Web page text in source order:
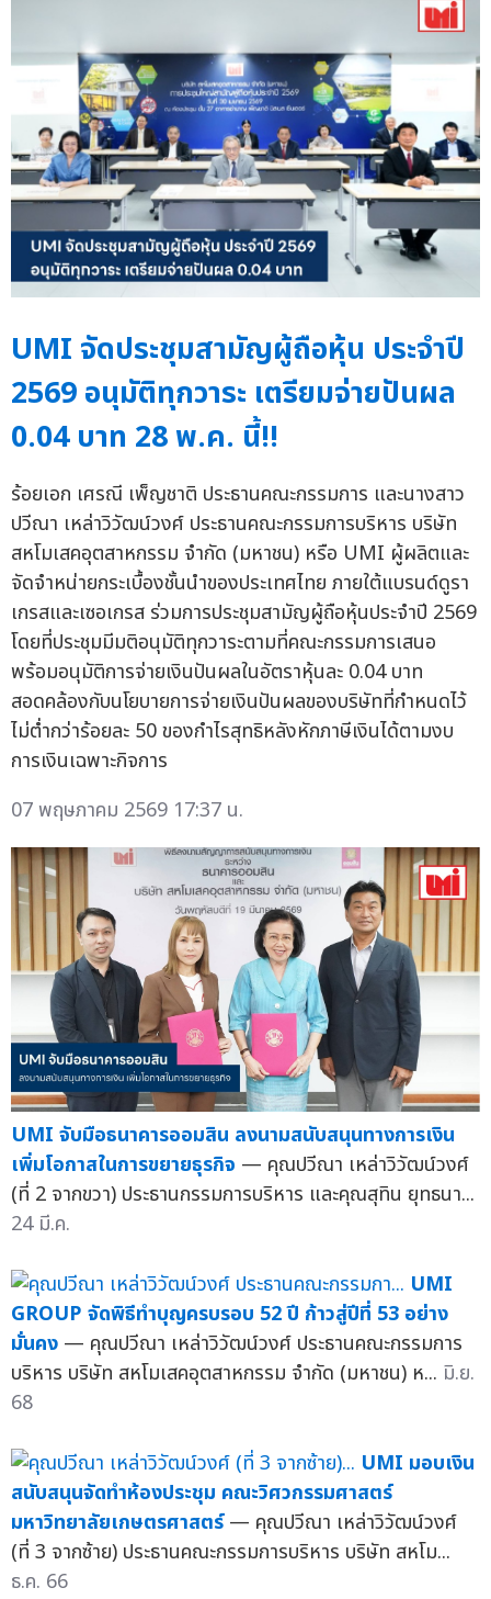
UMI จัดประชุมสามัญผู้ถือหุ้น ประจำปี
2569 อนุมัติทุกวาระ เตรียมจ่ายปันผล
0.04 บาท 28 พ.ค. นี้!!
ร้อยเอก เศรณี เพ็ญชาติ ประธานคณะกรรมการ และนางสาว
ปวีณา เหล่าวิวัฒน์วงศ์ ประธานคณะกรรมการบริหาร บริษัท
สหโมเสคอุตสาหกรรม จำกัด (มหาชน) หรือ UMI ผู้ผลิตและ
จัดจำหน่ายกระเบื้องชั้นนำของประเทศไทย ภายใต้แบรนด์ดูรา
เกรสและเซอเกรส ร่วมการประชุมสามัญผู้ถือหุ้นประจำปี 2569
โดยที่ประชุมมีมติอนุมัติทุกวาระตามที่คณะกรรมการเสนอ
พร้อมอนุมัติการจ่ายเงินปันผลในอัตราหุ้นละ 0.04 บาท
สอดคล้องกับนโยบายการจ่ายเงินปันผลของบริษัทที่กำหนดไว้
ไม่ต่ำกว่าร้อยละ 50 ของกำไรสุทธิหลังหักภาษีเงินได้ตามงบ
การเงินเฉพาะกิจการ
07 พฤษภาคม 2569 17:37 น.
UMI จับมือธนาคารออมสิน ลงนามสนับสนุนทางการเงิน
เพิ่มโอกาสในการขยายธุรกิจ — คุณปวีณา เหล่าวิวัฒน์วงศ์
(ที่ 2 จากขวา) ประธานกรรมการบริหาร และคุณสุทิน ยุทธนา...
24 มี.ค.
UMI
GROUP จัดพิธีทำบุญครบรอบ 52 ปี ก้าวสู่ปีที่ 53 อย่าง
มั่นคง — คุณปวีณา เหล่าวิวัฒน์วงศ์ ประธานคณะกรรมการ
บริหาร บริษัท สหโมเสคอุตสาหกรรม จำกัด (มหาชน) ห... มิ.ย.
68
UMI มอบเงิน
สนับสนุนจัดทำห้องประชุม คณะวิศวกรรมศาสตร์
มหาวิทยาลัยเกษตรศาสตร์ — คุณปวีณา เหล่าวิวัฒน์วงศ์
(ที่ 3 จากซ้าย) ประธานคณะกรรมการบริหาร บริษัท สหโม...
ธ.ค. 66